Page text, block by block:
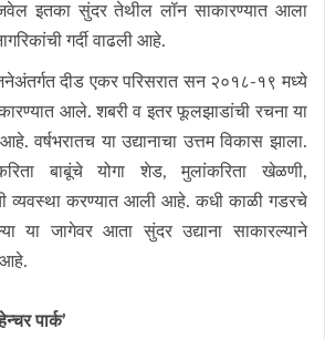
इतका सुंदर तेथील लॉन साकारण्यात आला
गर्दी वाढली आहे.
दीड एकर परिसरात सन २०१८-१९ मध्ये
आले. शबरी व इतर फूलझाडांची रचना या
वर्षभरातच या उद्यानाचा उत्तम विकास झाला.
बाबूंचे योगा शेड, मुलांकरिता खेळणी,
व्यवस्था करण्यात आली आहे. कधी काळी गडरचे
या जागेवर आता सुंदर उद्याना साकारल्याने
आहे.
पार्क’